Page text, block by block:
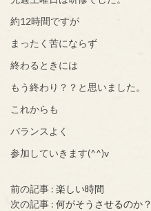
約12時間ですが
まったく苦にならず
終わるときには
もう終わり？？と思いました。
これからも
バランスよく
参加していきます(^^)v
前の記事 : 楽しい時間
次の記事 : 何がそうさせるのか？